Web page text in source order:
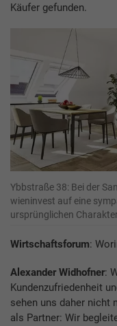
Käufer gefunden.
Ybbstraße 38: Bei der
wieninvest auf eine
ursprünglichen
Wirtschaftsforum:
Alexander Widhofner:
Kundenzufriedenheit
sehen uns daher nicht
als Partner: Wir